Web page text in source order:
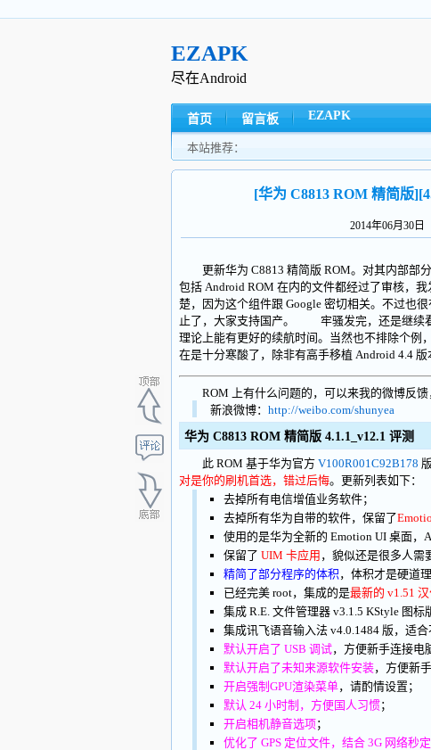
EZAPK
尽在Android
首页 留言板 EZAPK
本站推荐：
[华为 C8813 ROM 精简版
2014年06月30日
更新华为 C8813 精简版 ROM。对其内部部分
包括 Android ROM 在内的文件都经过了审核，
楚，因为这个组件跟 Google 密切相关。不过也
止了，大家支持国产。 牢骚发完，还是继续看
理论上能有更好的续航时间。当然也不排除个例
在是十分寒酸了，除非有高手移植 Android 4.4 版
ROM 上有什么问题的，可以来我的微博反馈
新浪微博： http://weibo.com/shunyea
华为 C8813 ROM 精简版 4.1.1_v12.1 评测
此 ROM 基于华为官方 V100R001C92B178
对是你的刷机首选，错过后悔。更新列表如下：
去掉所有电信增值业务软件；
去掉所有华为自带的软件，保留了
使用的是华为全新的 Emotion UI 桌面，
保留了 UIM 卡应用 ，貌似还是很多人需
精简了部分程序的体积 ，体积才是硬道理
已经完美 root，集成的是最新的 v1.51
集成 R.E. 文件管理器 v3.1.5 KStyle 图标
集成讯飞语音输入法 v4.0.1484 版，适
默认开启了 USB 调试，方便新手连接电
默认开启了未知来源软件安装，方便新
开启强制GPU渲染菜单，请酌情设置；
默认 24 小时制，方便国人习惯；
开启相机静音选项；
优化了 GPS 定位文件，结合 3G 网络秒定